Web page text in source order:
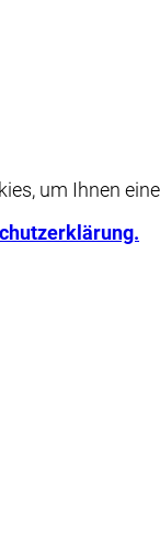
, um Ihnen